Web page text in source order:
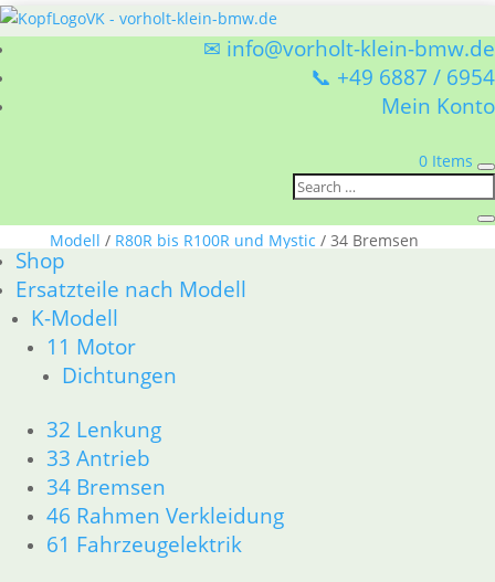
✉ info@vorholt-klein-bmw.de
📞 +49 6887 / 6954
Mein Konto
0 Items
Shop
Ersatzteile nach Modell
K-Modell
11 Motor
Dichtungen
32 Lenkung
33 Antrieb
34 Bremsen
46 Rahmen Verkleidung
61 Fahrzeugelektrik
Modell / R80R bis R100R und Mystic / 34 Bremsen
34 Bremsen
BMW R80R bis R100R und Mystic 34 Bremsen
Alle 12 Ergebnisse werden angezeigt
Reparatursatz Doppelkolben
32/34 Bremssattel vorne
89,70
€
Artikelnummer: 2331631